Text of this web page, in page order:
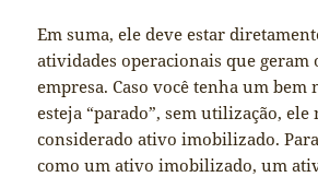
Em suma, ele deve estar
atividades operacionais que geram
empresa. Caso você tenha um bem
esteja “parado”, sem utilização, ele
considerado ativo imobilizado.
como um ativo imobilizado, um